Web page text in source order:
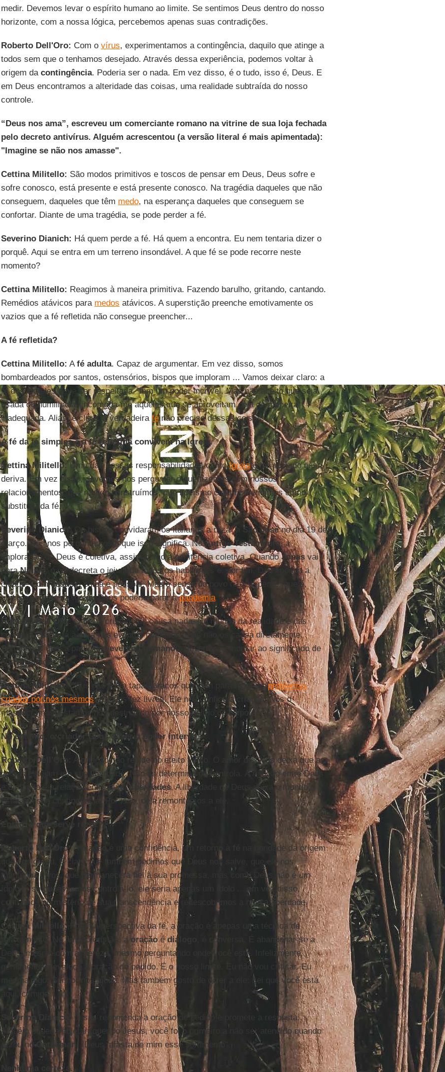
medir. Devemos levar o espírito humano ao limite. Se sentimos Deus dentro do nosso
horizonte, com a nossa lógica, percebemos apenas suas contradições.
Roberto Dell'Oro: Com o vírus, experimentamos a contingência, daquilo que atinge a
todos sem que o tenhamos desejado. Através dessa experiência, podemos voltar à
origem da contingência. Poderia ser o nada. Em vez disso, é o tudo, isso é, Deus. E
em Deus encontramos a alteridade das coisas, uma realidade subtraída do nosso
controle.
“Deus nos ama”, escreveu um comerciante romano na vitrine de sua loja fechada
pelo decreto antivírus. Alguém acrescentou (a versão literal é mais apimentada):
"Imagine se não nos amasse".
Cettina Militello: São modos primitivos e toscos de pensar em Deus, Deus sofre e
sofre conosco, está presente e está presente conosco. Na tragédia daqueles que não
conseguem, daqueles que têm medo, na esperança daqueles que conseguem se
confortar. Diante de uma tragédia, se pode perder a fé.
Severino Dianich: Há quem perde a fé. Há quem a encontra. Eu nem tentaria dizer o
porquê. Aqui se entra em um terreno insondável. A que fé se pode recorre neste
momento?
Cettina Militello: Reagimos à maneira primitiva. Fazendo barulho, gritando, cantando.
Remédios atávicos para medos atávicos. A superstição preenche emotivamente os
vazios que a fé refletida não consegue preencher...
A fé refletida?
Cettina Militello: Afé adulta. Capaz de argumentar. Em vez disso, somos
bombardeados por santos, ostensórios, bispos que imploram ... Vamos deixar claro: a
fé dos simples deve ser respeitada. Tem um poder incrível. Mas não aceito que seja
usada ou humilhada. Incomoda-me aqueles que se aproveitam dela de maneira
inadequada. Aliás, é claro, a verdadeira fénão precisa dessas coisas.
A fé da fé simples e a fé refletida convivem na Igreja.
Cettina Militello: Uma das nossas responsabilidades comoIgrejaé ter apoiado essa
deriva. Em vez disso, devemos nos perguntar o que fizemos com nossos
relacionamentos, que mundo construímos, que fideísmo científico erigimos como
substituto da fé.
Severino Dianich: Os bispos convidaram os italianos a rezar a São Joséno dia 19 de
março. Nós nos perguntamos o que isso significa. NoAntigo Testamento, a
imploração de Deus é coletiva, assim como a penitência coletiva. QuandoJonasvai
paraNínive , o rei decreta o jejum de todos os habitantes e, por fim, Deus poupa a
cidade. ComJesusa culpa é pessoal. Mas o senso do povo não se perde, que é,
aliás, o sentido da Igreja. Deus poderia parar apandemia.
Roberto Dell'Oro:O Deus cristão não causa nada. No mundo da realidade e das
coisas. Deus está à obra nos eventos humanos, mas não os causa diretamente.
Somos nós que, a partir doseventos humanos
, devemos remontar ao significado de
sua presença.
Cettina Militello:Deus não é um tapa-buracos que vem para resolverproblemas
criados por nós mesmos. Ele nos fez livres. Ele nos confiou a criação. Nós o
massacramos, estamos nos destruindo por nosso delírio de onipotência.
No entanto, o criador Deus deveria poder intervir.
Roberto Dell'Oro:
A criação não reside no efeito físico. O amor de Deus deixa que as
coisas estejam em sua liberdade. Não as determina ou controla. A relação entre Deus
e o mundo é a relação entre duasliberdades. A liberdade de Deus deixa o mundo
estar em sua contingência. Por isso, dela remontamos a ele.
Então, a que serve rezar?
Roberto Dell'Oro:A oração é uma confidência, um retorno à
na bondade da origem
que nos gerou. É claro que também pedimos que Deus nos salve, que ele nos
mantenha vivos, que permanecerá fiel à sua promessa, mas como Deus não é um
ídolo ... se pudéssemos controlá-lo, ele seria apenas um ídolo ... em vez disso,
confiamos no mistério de sua transcendência e redescobrimos a nossa liberdade.
Cettina Militello: Fora da perspectiva da fé, a oração é apenas uma técnica de
relaxamento. No âmbito cristão, a oraçãoédiálogo
, é conversa. É abandonar-se a
Deus, mesmo com aspereza, mesmo perguntando onde você está. Infelizmente,
geralmente prevalece a oração de pedido. É o nosso limite. Eu não vou criticar. Eu
mesma digo: Senhor nos ajude. Mas também gosto de dizer a ele: sei que você está
aqui, comigo.
Severino Dianich:
Jesus recomenda a oração de pedido e promete a resposta.
Alguém poderia objetar: querido Jesus, você foi o primeiro a não ser atendido quando
rezou noGetsêmani "Deus, afasta de mim esse sofrimento".
Nenhuma certeza.